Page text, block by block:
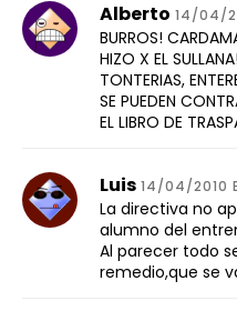
Alberto 14/04/
BURROS!
HIZO X EL
TONTERIAS,
SE PUEDEN
EL LIBRO DE
Luis 14/04/2010
La directiva no
alumno del
Al parecer todo
remedio,que se